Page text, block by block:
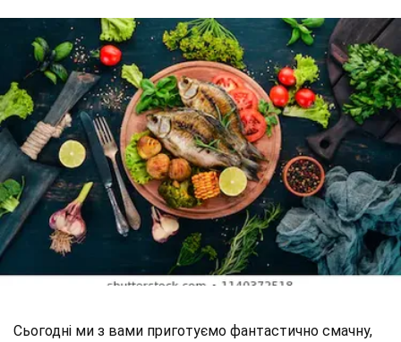
Сьогодні ми з вами приготуємо фантастично смачну,